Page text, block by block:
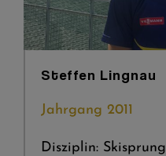
Steffen Lingnau
Jahrgang 2011
Disziplin: Skisprung